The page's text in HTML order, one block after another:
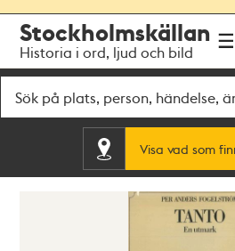
navigationen
huvudinnehållet
Stockholmskällan
Historia i ord, ljud och bild
Visa vad som